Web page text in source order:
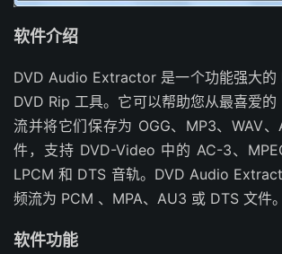
软件介绍
DVD Audio Extractor 是一个功能强大的
DVD Rip 工具。它可以帮助您从最喜爱
流并将它们保存为 OGG、MP3、WAV
件，支持 DVD-Video 中的 AC-3、
LPCM 和 DTS 音轨。DVD Audio
频流为 PCM 、MPA、AU3 或 DTS 文件。
软件功能